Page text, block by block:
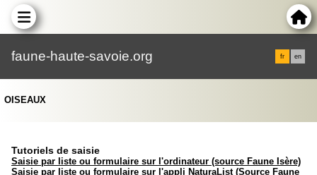
faune-haute-savoie.org fr en
OISEAUX
Tutoriels de saisie
Saisie par liste ou formulaire sur l'ordinateur (source Faune Isère)
Saisie par liste ou formulaire sur l'appli NaturaList (Source Faune